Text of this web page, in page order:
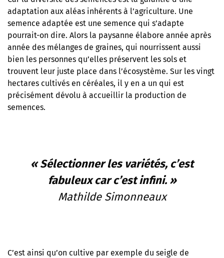
adaptation aux aléas inhérents à l’agriculture. Une
semence adaptée est une semence qui s’adapte
pourrait-on dire. Alors la paysanne élabore année après
année des mélanges de graines, qui nourrissent aussi
bien les personnes qu’elles préservent les sols et
trouvent leur juste place dans l’écosystème. Sur les vingt
hectares cultivés en céréales, il y en a un qui est
précisément dévolu à accueillir la production de
semences.
« Sélectionner les variétés, c’est
fabuleux car c’est infini. »
Mathilde Simonneaux
C’est ainsi qu’on cultive par exemple du seigle de